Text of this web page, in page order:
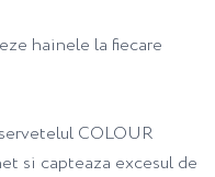
hainele la fiecare
COLOUR
si capteaza excesul de